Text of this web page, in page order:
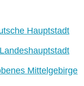
Hauptstadt
Mittelgebirge